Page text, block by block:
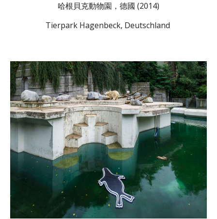
哈根貝克動物園，德國 (2014)
Tierpark Hagenbeck, Deutschland